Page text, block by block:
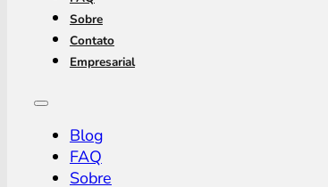
Sobre
Contato
Empresarial
Blog
FAQ
Sobre